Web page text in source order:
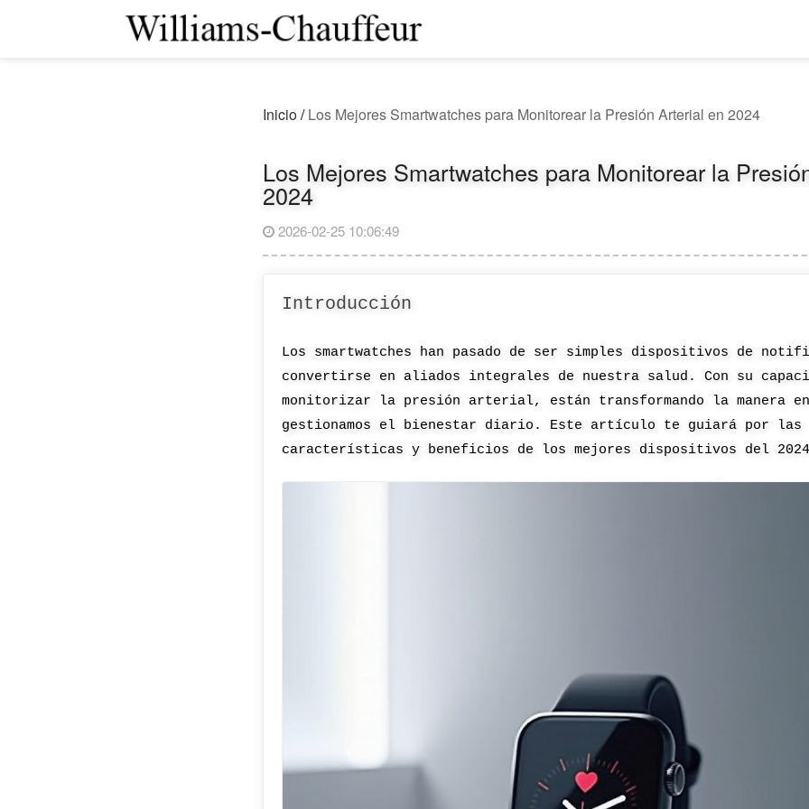
Inicio/Los Mejores Smartwatches para Monitorear la Presión Arterial en 2024
Los Mejores Smartwatches para Monitorear la
2024
2026-02-25 10:06:49
Introducción
Los smartwatches han pasado de ser simples dispositivos de
convertirse en aliados integrales de nuestra salud. Con su
monitorizar la presión arterial, están transformando la manera
gestionamos el bienestar diario. Este artículo te guiará por las
características y beneficios de los mejores dispositivos del